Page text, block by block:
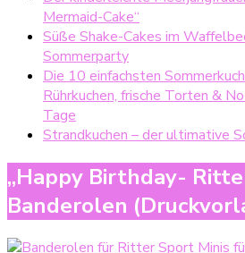
Mermaid-Cake“
Süße Shake-Cakes im
Sommerparty
Die 10 einfachsten
Rührkuchen, frische Torten &
Tage
Strandkuchen – der ultimative
„Happy Birthday-
Banderolen